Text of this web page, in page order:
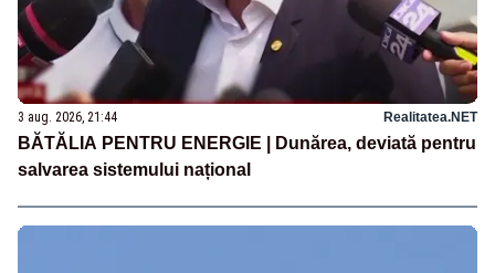
3 aug. 2026, 21:44 Realitatea.NET
BĂTĂLIA PENTRU ENERGIE | Dunărea, deviată pentru
salvarea sistemului național